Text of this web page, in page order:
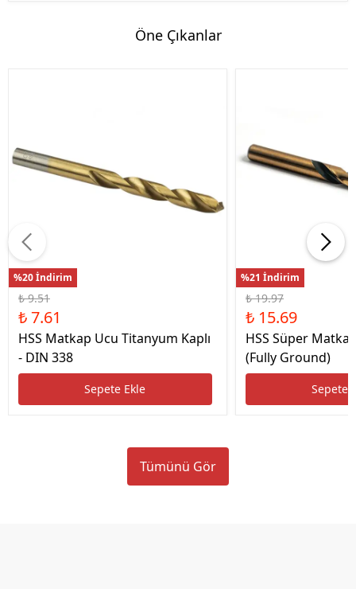
Öne Çıkanlar
%20 İndirim
₺ 9.51
₺ 7.61
HSS Matkap Ucu Titanyum Kaplı
- DIN 338
Sepete Ekle
%21 İndirim
₺ 19.97
₺ 15.69
HSS Süper
(Fully Ground)
Sepete
Tümünü Gör